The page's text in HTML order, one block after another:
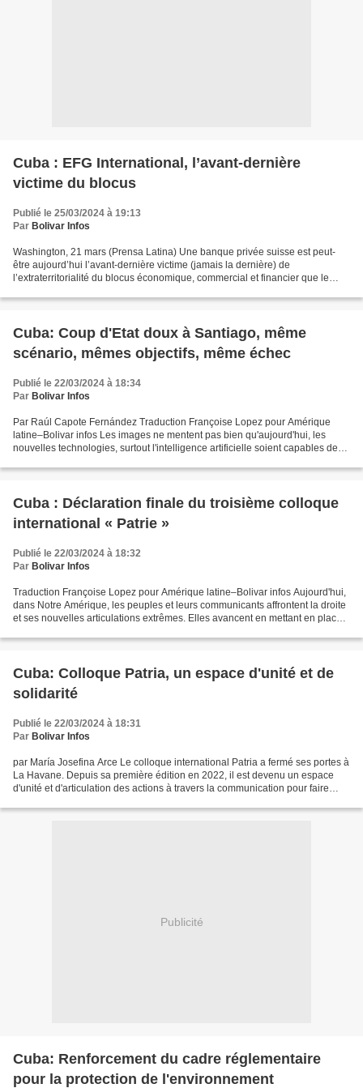
Cuba : EFG International, l’avant-dernière
victime du blocus
Publié le 25/03/2024 à 19:13
Par Bolivar Infos
Washington, 21 mars (Prensa Latina) Une banque privée suisse est peut-
être aujourd’hui l’avant-dernière victime (jamais la dernière) de
l’extraterritorialité du blocus économique, commercial et financier que le
Cuba: Coup d'Etat doux à Santiago, même
scénario, mêmes objectifs, même échec
Publié le 22/03/2024 à 18:34
Par Bolivar Infos
Par Raúl Capote Fernández Traduction Françoise Lopez pour Amérique
latine–Bolivar infos Les images ne mentent pas bien qu'aujourd'hui, les
nouvelles technologies, surtout l'intelligence artificielle soient capables de
Cuba : Déclaration finale du troisième colloque
international « Patrie »
Publié le 22/03/2024 à 18:32
Par Bolivar Infos
Traduction Françoise Lopez pour Amérique latine–Bolivar infos Aujourd'hui,
dans Notre Amérique, les peuples et leurs communicants affrontent la droite
et ses nouvelles articulations extrêmes. Elles avancent en mettant en place
Cuba: Colloque Patria, un espace d'unité et de
solidarité
Publié le 22/03/2024 à 18:31
Par Bolivar Infos
par María Josefina Arce Le colloque international Patria a fermé ses portes à
La Havane. Depuis sa première édition en 2022, il est devenu un espace
d'unité et d'articulation des actions à travers la communication pour faire
Publicité
Cuba: Renforcement du cadre réglementaire
pour la protection de l'environnement